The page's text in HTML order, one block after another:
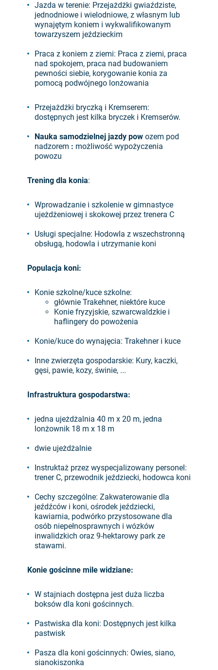
Jazda w terenie: Przejażdżki gwiaździste,
jednodniowe i wielodniowe, z własnym lub
wynajętym koniem i wykwalifikowanym
towarzyszem jeździeckim
Praca z koniem z ziemi: Praca z ziemi, praca
nad spokojem, praca nad budowaniem
pewności siebie, korygowanie konia za
pomocą podwójnego lonżowania
Przejażdżki bryczką i Kremserem:
dostępnych jest kilka bryczek i Kremserów.
Nauka samodzielnej jazdy pow ozem pod
nadzorem : możliwość wypożyczenia
powozu
Trening dla konia:
Wprowadzanie i szkolenie w gimnastyce
ujeżdżeniowej i skokowej przez trenera C
Usługi specjalne: Hodowla z wszechstronną
obsługą, hodowla i utrzymanie koni
Populacja koni:
Konie szkolne/kuce szkolne:
głównie Trakehner, niektóre kuce
Konie fryzyjskie, szwarcwaldzkie i
haflingery do powożenia
Konie/kuce do wynajęcia: Trakehner i kuce
Inne zwierzęta gospodarskie: Kury, kaczki,
gęsi, pawie, kozy, świnie, ...
Infrastruktura gospodarstwa:
jedna ujeżdżalnia 40 m x 20 m, jedna
lonżownik 18 m x 18 m
dwie ujeżdżalnie
Instruktaż przez wyspecjalizowany personel:
trener C, przewodnik jeździecki, hodowca koni
Cechy szczególne: Zakwaterowanie dla
jeźdźców i koni, ośrodek jeździecki,
kawiarnia, podwórko przystosowane dla
osób niepełnosprawnych i wózków
inwalidzkich oraz 9-hektarowy park ze
stawami.
Konie gościnne mile widziane:
W stajniach dostępna jest duża liczba
boksów dla koni gościnnych.
Pastwiska dla koni: Dostępnych jest kilka
pastwisk
Pasza dla koni gościnnych: Owies, siano,
sianokiszonka